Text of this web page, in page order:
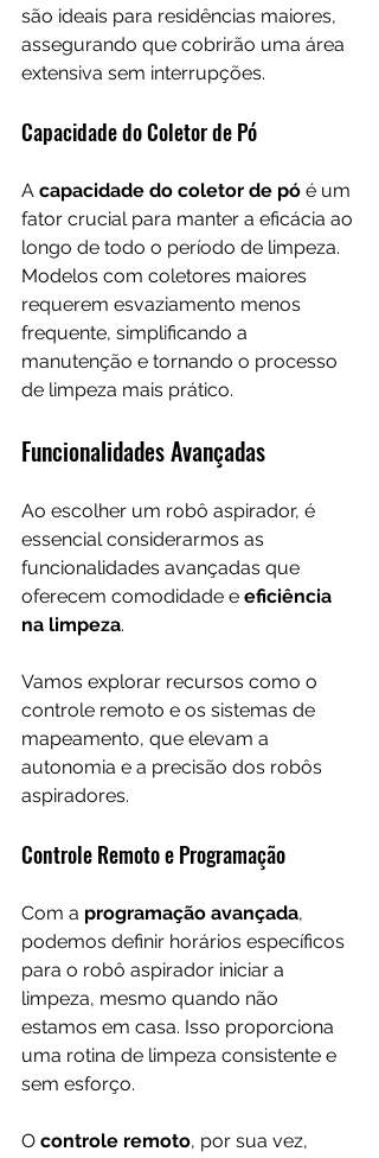
são ideais para residências maiores,
assegurando que cobrirão uma área
extensiva sem interrupções.
Capacidade do Coletor de Pó
A capacidade do coletor de pó é um
fator crucial para manter a eficácia ao
longo de todo o período de limpeza.
Modelos com coletores maiores
requerem esvaziamento menos
frequente, simplificando a
manutenção e tornando o processo
de limpeza mais prático.
Funcionalidades Avançadas
Ao escolher um robô aspirador, é
essencial considerarmos as
funcionalidades avançadas que
oferecem comodidade e eficiência
na limpeza.
Vamos explorar recursos como o
controle remoto e os sistemas de
mapeamento, que elevam a
autonomia e a precisão dos robôs
aspiradores.
Controle Remoto e Programação
Com a programação avançada,
podemos definir horários específicos
para o robô aspirador iniciar a
limpeza, mesmo quando não
estamos em casa. Isso proporciona
uma rotina de limpeza consistente e
sem esforço.
O controle remoto, por sua vez,